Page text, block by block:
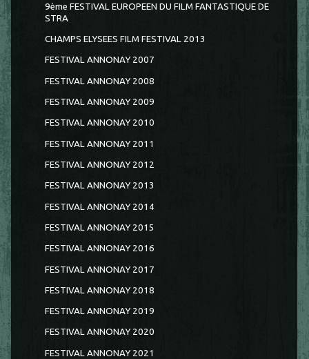
9ème FESTIVAL EUROPEEN DU FILM FANTASTIQUE DE
STRA
CHAMPS ELYSEES FILM FESTIVAL 2013
FESTIVAL ANNONAY 2007
FESTIVAL ANNONAY 2008
FESTIVAL ANNONAY 2009
FESTIVAL ANNONAY 2010
FESTIVAL ANNONAY 2011
FESTIVAL ANNONAY 2012
FESTIVAL ANNONAY 2013
FESTIVAL ANNONAY 2014
FESTIVAL ANNONAY 2015
FESTIVAL ANNONAY 2016
FESTIVAL ANNONAY 2017
FESTIVAL ANNONAY 2018
FESTIVAL ANNONAY 2019
FESTIVAL ANNONAY 2020
FESTIVAL ANNONAY 2021